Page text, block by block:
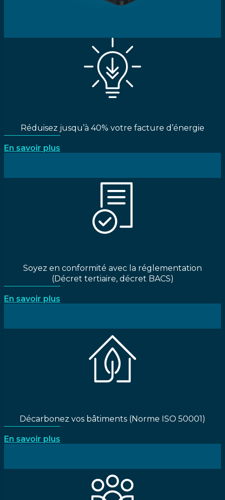
Réduisez jusqu’à 40% votre facture d’énergie
En savoir plus
Soyez en conformité avec la réglementation
(Décret tertiaire, décret BACS)
En savoir plus
Décarbonez vos bâtiments (Norme ISO 50001)
En savoir plus